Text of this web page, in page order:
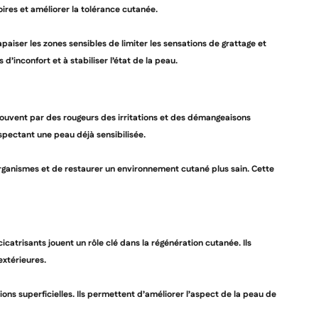
et améliorer la tolérance cutanée.
les zones sensibles de limiter les sensations de grattage et
et à stabiliser l’état de la peau.
par des rougeurs des irritations et des démangeaisons
une peau déjà sensibilisée.
et de restaurer un environnement cutané plus sain. Cette
jouent un rôle clé dans la régénération cutanée. Ils
superficielles. Ils permettent d’améliorer l’aspect de la peau de